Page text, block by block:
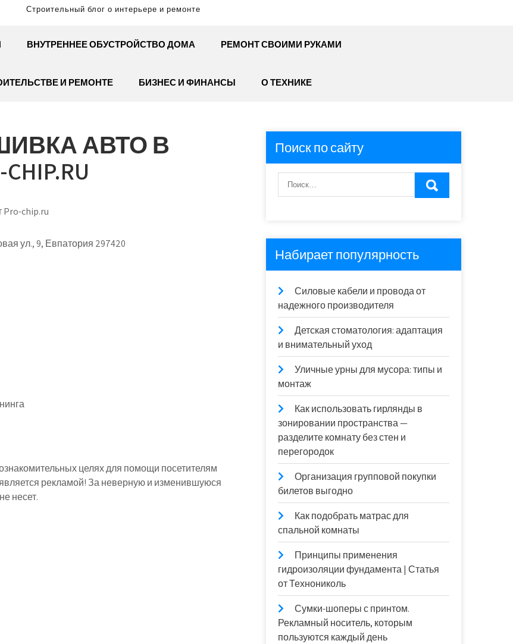
Строительный блог о интерьере и ремонте
ВНУТРЕННЕЕ ОБУСТРОЙСТВО ДОМА РЕМОНТ СВОИМИ РУКАМИ
И РЕМОНТЕ БИЗНЕС И ФИНАНСЫ О ТЕХНИКЕ
АВТО В
chip.ru
ул., 9, Евпатория 297420
целях для помощи посетителям
рекламой! За неверную и изменившуюся
несет.
Поиск по сайту
Набирает популярность
Силовые кабели и провода от
надежного производителя
Детская стоматология: адаптация
и внимательный уход
Уличные урны для мусора: типы и
монтаж
Как использовать гирлянды в
зонировании пространства —
разделите комнату без стен и
перегородок
Организация групповой покупки
билетов выгодно
Как подобрать матрас для
спальной комнаты
Принципы применения
гидроизоляции фундамента | Статья
от Технониколь
Сумки-шоперы с принтом.
Рекламный носитель, которым
пользуются каждый день